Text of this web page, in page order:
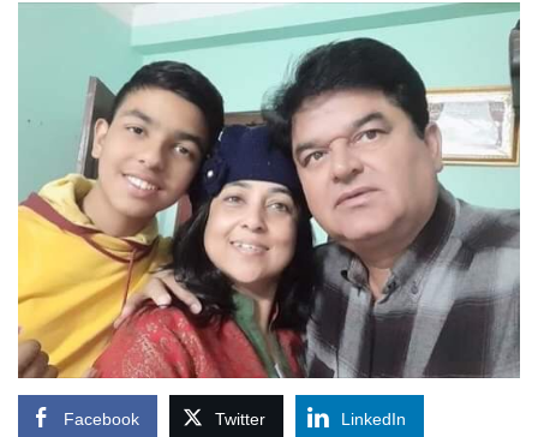
Facebook Twitter LinkedIn